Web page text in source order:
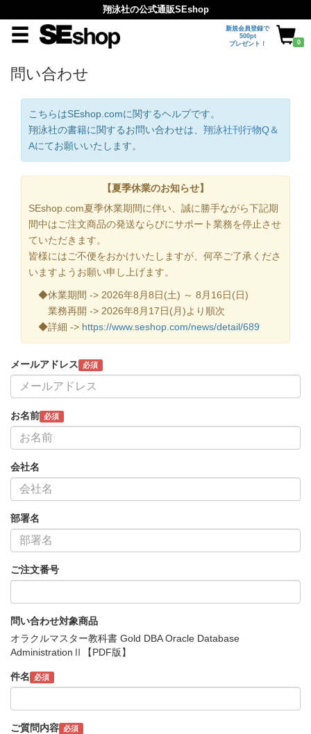
翔泳社の公式通販SEshop
新規会員登録で
500pt
プレゼント！
0
問い合わせ
こちらはSEshop.comに関するヘルプです。
翔泳社の書籍に関するお問い合わせは、 翔泳社刊行物Q＆
Aにてお願いいたします。
【夏季休業のお知らせ】
SEshop.com夏季休業期間に伴い、誠に勝手ながら下記期
間中はご注文商品の発送ならびにサポート業務を停止させ
ていただきます。
皆様にはご不便をおかけいたしますが、何卒ご了承くださ
いますようお願い申し上げます。
◆休業期間 -> 2026年8月8日(土) ～ 8月16日(日)
業務再開 -> 2026年8月17日(月)より順次
◆詳細 -> https://www.seshop.com/news/detail/689
メールアドレス 必須
お名前 必須
会社名
部署名
ご注文番号
問い合わせ対象商品
オラクルマスター教科書 Gold DBA Oracle Database
AdministrationⅡ【PDF版】
件名 必須
ご質問内容 必須